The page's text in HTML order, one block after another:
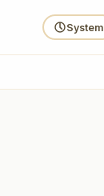
System